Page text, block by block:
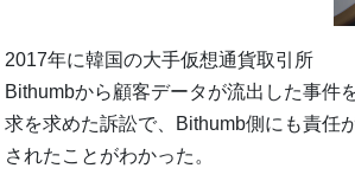
2017年に韓国の大手仮想通貨取引所
Bithumbから顧客データが流出した事件
求を求めた訴訟で、Bithumb側にも責任
されたことがわかった。